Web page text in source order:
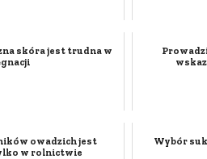
skóra jest trudna w
owadzich jest
w rolnictwie
Wybór